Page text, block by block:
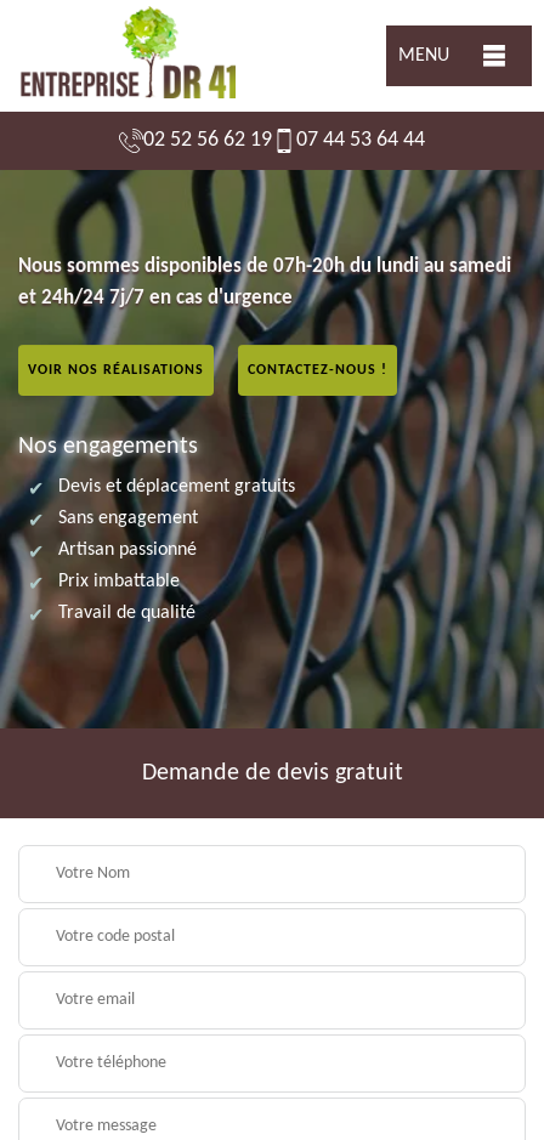
MENU
02 52 56 62 19 07 44 53 64 44
Nous sommes disponibles de 07h-20h du lundi au samedi
et 24h/24 7j/7 en cas d'urgence
VOIR NOS RÉALISATIONS CONTACTEZ-NOUS !
Nos engagements
Devis et déplacement gratuits
Sans engagement
Artisan passionné
Prix imbattable
Travail de qualité
Demande de devis gratuit